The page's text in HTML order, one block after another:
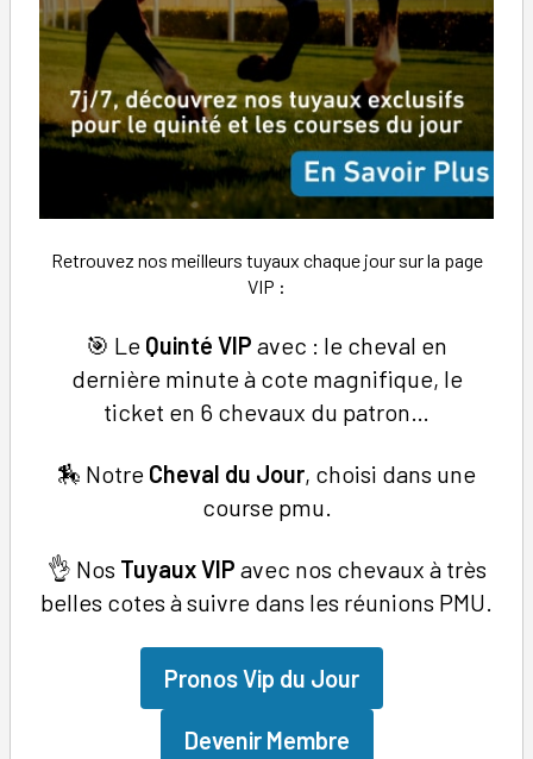
Retrouvez nos meilleurs tuyaux chaque jour sur la page
VIP :
🎯 Le Quinté VIP avec : le cheval en
dernière minute à cote magnifique, le
ticket en 6 chevaux du patron…
🏇 Notre Cheval du Jour, choisi dans une
course pmu.
👌 Nos TuyauxVIP avec nos chevaux à très
belles cotes à suivre dans les réunions PMU.
Pronos Vip du Jour
Devenir Membre